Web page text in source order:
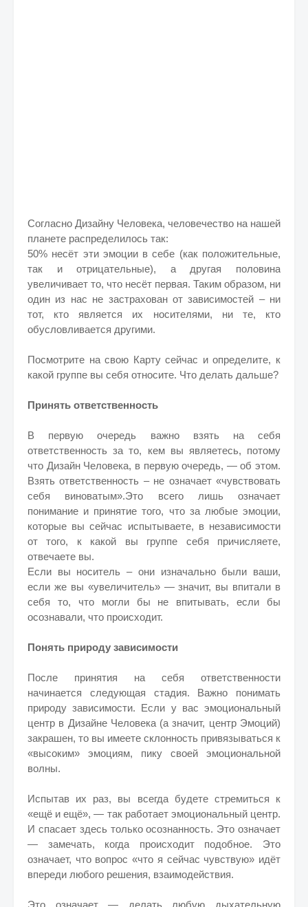
Согласно Дизайну Человека, человечество на нашей
планете распределилось так:
50% несёт эти эмоции в себе (как положительные,
так и отрицательные), а другая половина
увеличивает то, что несёт первая. Таким образом, ни
один из нас не застрахован от зависимостей – ни
тот, кто является их носителями, ни те, кто
обусловливается другими.
Посмотрите на свою Карту сейчас и определите, к
какой группе вы себя относите. Что делать дальше?
Принять ответственность
В первую очередь важно взять на себя
ответственность за то, кем вы являетесь, потому
что Дизайн Человека, в первую очередь, — об этом.
Взять ответственность – не означает «чувствовать
себя виноватым».Это всего лишь означает
понимание и принятие того, что за любые эмоции,
которые вы сейчас испытываете, в независимости
от того, к какой вы группе себя причисляете,
отвечаете вы.
Если вы носитель – они изначально были ваши,
если же вы «увеличитель» — значит, вы впитали в
себя то, что могли бы не впитывать, если бы
осознавали, что происходит.
Понять природу зависимости
После принятия на себя ответственности
начинается следующая стадия. Важно понимать
природу зависимости. Если у вас эмоциональный
центр в Дизайне Человека (а значит, центр Эмоций)
закрашен, то вы имеете склонность привязываться к
«высоким» эмоциям, пику своей эмоциональной
волны.
Испытав их раз, вы всегда будете стремиться к
«ещё и ещё», — так работает эмоциональный центр.
И спасает здесь только осознанность. Это означает
— замечать, когда происходит подобное. Это
означает, что вопрос «что я сейчас чувствую» идёт
впереди любого решения, взаимодействия.
Это означает — делать любую дыхательную